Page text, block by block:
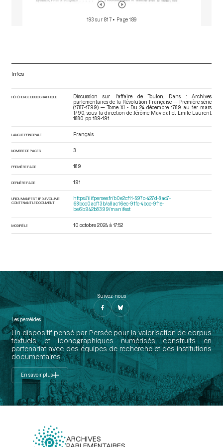
193 sur 817 • Page 189
Infos
RÉFÉRENCE BIBLIOGRAPHIQUE
Discussion sur l'affaire de Toulon. Dans : Archives
parlementaires de la Révolution Française — Première série
(1787-1799) — Tome XI - Du 24 décembre 1789 au 1er mars
1790 , sous la direction de Jérôme Mavidal et Emile Laurent.
1880. pp. 189-191.
LANGUE PRINCIPALE Français
NOMBRE DE PAGES 3
PREMIÈRE PAGE 189
DERNIÈRE PAGE 191
URI DU MANIFEST IIIF DU VOLUME
CONTENANT LE DOCUMENT
https://iiif.persee.fr/b0e2cf11-597c-427d-8ac7-
68bcc0acf13b/a8ac16ec-91fc-4bcc-9f1e-
be6b942b8399/manifest
MODIFIÉ LE 10 octobre 2024 à 17:52
Suivez-nous
Les perséides
Un dispositif pensé par Persée pour la valorisation de corpus
textuels et iconographiques numérisés construits en
partenariat avec des équipes de recherche et des institutions
documentaires.
En savoir plus
ARCHIVES